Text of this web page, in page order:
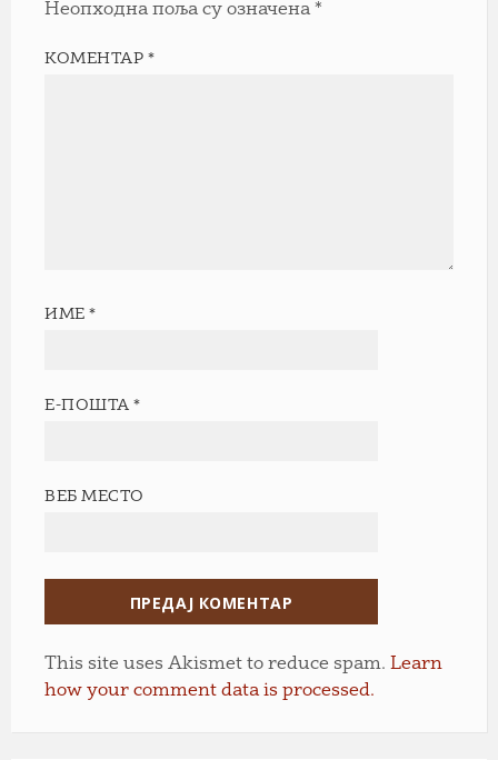
Неопходна поља су означена *
КОМЕНТАР*
ИМЕ*
Е-ПОШТА*
ВЕБ МЕСТО
This site uses Akismet to reduce spam. Learn
how your comment data is processed.